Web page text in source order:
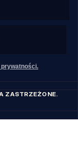
ZASTRZEŻONE.